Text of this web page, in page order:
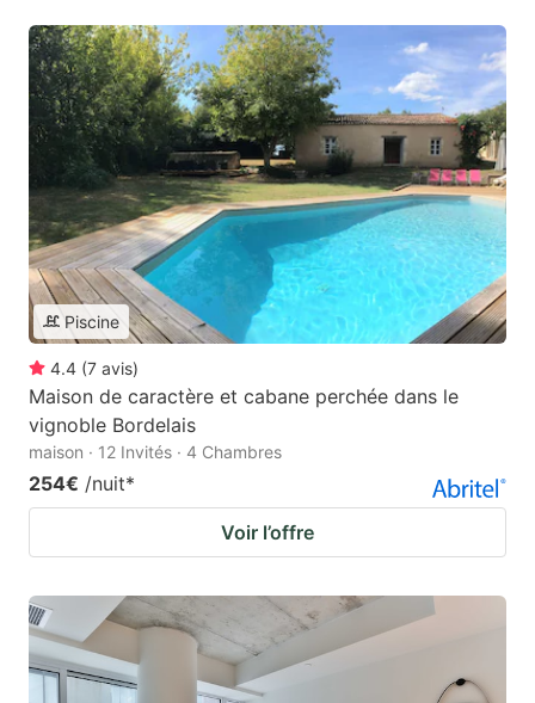
Piscine
4.4 (7 avis)
Maison de caractère et cabane perchée dans le
vignoble Bordelais
maison · 12 Invités · 4 Chambres
254€ /nuit*
Voir l’offre